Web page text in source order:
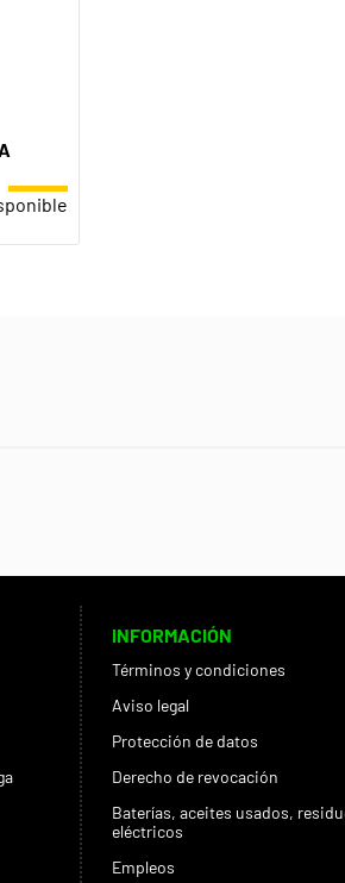
INFORMACIÓN
Términos y condiciones
Aviso legal
Protección de datos
Derecho de revocación
Baterías, aceites usados,
eléctricos
Empleos